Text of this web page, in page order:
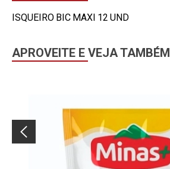
ISQUEIRO BIC MAXI 12 UND
APROVEITE E VEJA TAMBÉM